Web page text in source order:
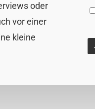
oder
vor einer
kleine